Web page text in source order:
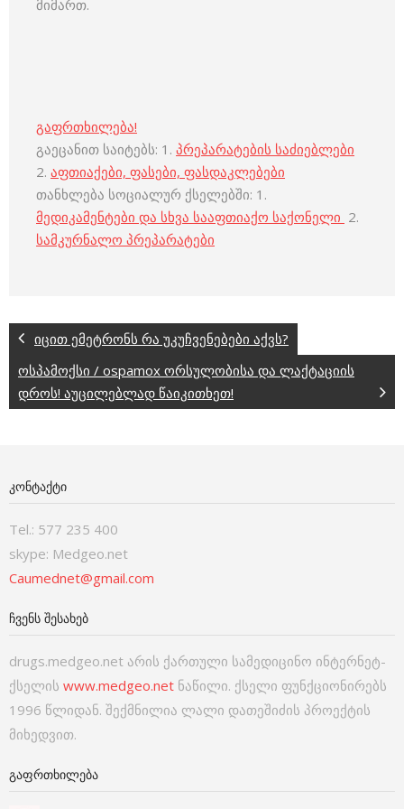
მიმართ.
გაფრთხილება!
გაეცანით საიტებს: 1. პრეპარატების საძიებლები
2. აფთიაქები, ფასები, ფასდაკლებები
თანხლება სოციალურ ქსელებში: 1.
მედიკამენტები და სხვა სააფთიაქო საქონელი 2.
სამკურნალო პრეპარატები
იცით ემეტრონს რა უკუჩვენებები აქვს?
ოსპამოქსი / ospamox ორსულობისა და ლაქტაციის
დროს! აუცილებლად წაიკითხეთ!
ᲙᲝᲜᲢᲐᲥᲢᲘ
Tel.: 577 235 400
skype: Medgeo.net
Caumednet@gmail.com
ᲩᲕᲔᲜᲡ ᲨᲔᲡᲐᲮᲔᲑ
drugs.medgeo.net არის ქართული სამედიცინო ინტერნეტ-
ქსელის www.medgeo.net ნაწილი. ქსელი ფუნქციონირებს
1996 წლიდან. შექმნილია ლალი დათეშიძის პროექტის
მიხედვით.
ᲒᲐᲤᲠᲗᲮᲘᲚᲔᲑᲐ